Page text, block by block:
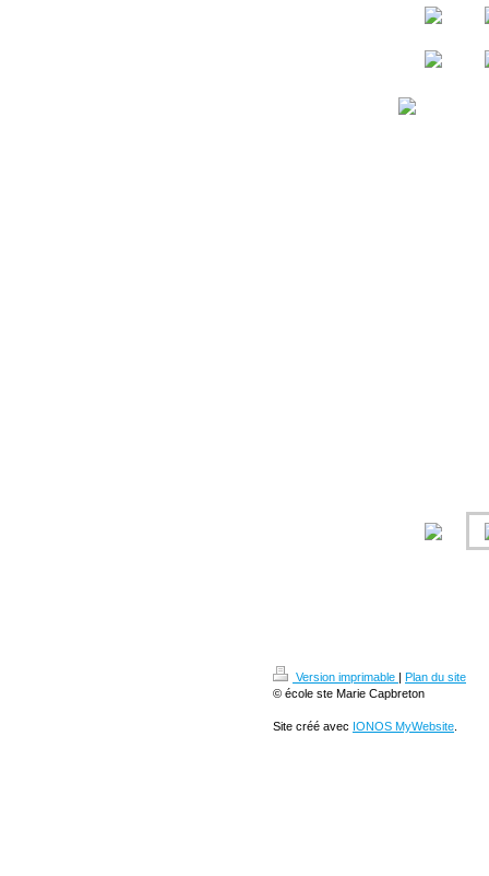
Version imprimable | Plan du site
© école ste Marie Capbreton
Site créé avec IONOS MyWebsite